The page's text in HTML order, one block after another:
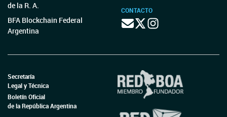
de la R. A.
BFA Blockchain Federal
Argentina
CONTACTO
Secretaría
Legal y Técnica
Boletín Oficial
de la República Argentina